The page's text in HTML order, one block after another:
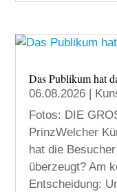
Das Publikum hat
06.08.2026
Fotos: DIE
PrinzWelcher
hat die
überzeugt? Am
Entscheidung: